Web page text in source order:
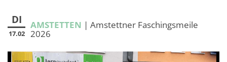
DI
17.02
AMSTETTEN | Amstettner Faschingsmeile
2026